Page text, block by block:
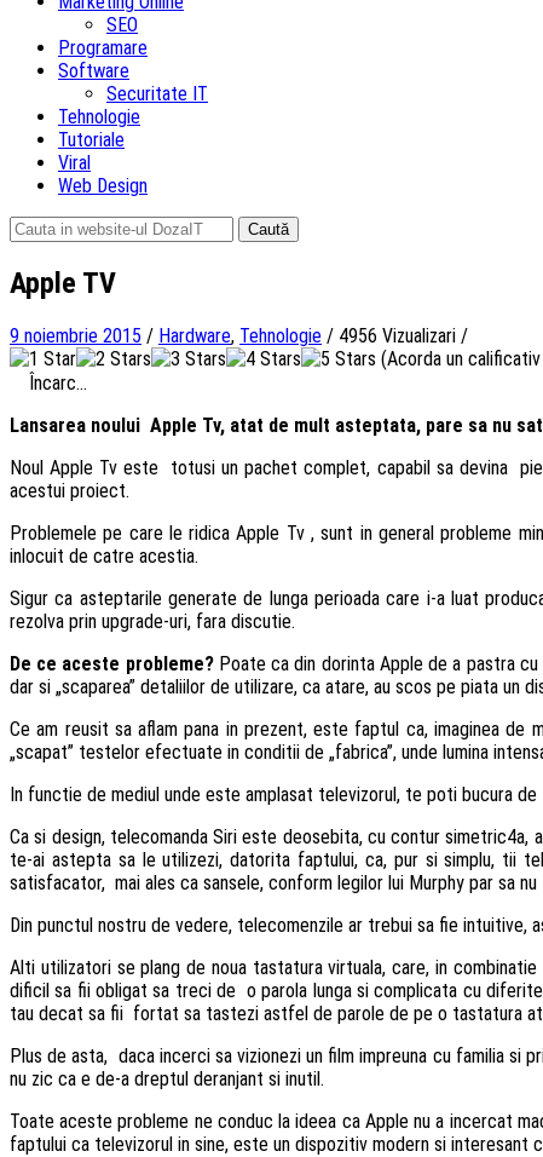
SEO
Programare
Software
Securitate IT
Tehnologie
Tutoriale
Viral
Web Design
Caută
după:
Apple TV
9 noiembrie 2015 / Hardware, Tehnologie / 4956 Vizualizari /
(Acorda un
Încarc...
Lansarea noului Apple Tv, atat de mult asteptata, pare sa nu
Noul Apple Tv este totusi un pachet complet, capabil sa devina
acestui proiect.
Problemele pe care le ridica Apple Tv , sunt in general probleme
inlocuit de catre acestia.
Sigur ca asteptarile generate de lunga perioada care i-a luat
rezolva prin upgrade-uri, fara discutie.
De ce aceste probleme?Poate ca din dorinta Apple de a pastra
dar si „scaparea” detaliilor de utilizare, ca atare, au scos pe piata un
Ce am reusit sa aflam pana in prezent, este faptul ca, imaginea
„scapat” testelor efectuate in conditii de „fabrica”, unde lumina
In functie de mediul unde este amplasat televizorul, te poti bucura
Ca si design, telecomanda Siri este deosebita, cu contur
te-ai astepta sa le utilizezi, datorita faptului, ca, pur si simplu, tii
satisfacator, mai ales ca sansele, conform legilor lui Murphy par sa
Din punctul nostru de vedere, telecomenzile ar trebui sa fie intuitive,
Alti utilizatori se plang de noua tastatura virtuala, care, in
dificil sa fii obligat sa treci de o parola lunga si complicata cu
tau decat sa fii fortat sa tastezi astfel de parole de pe o tastatura
Plus de asta, daca incerci sa vizionezi un film impreuna cu familia si
nu zic ca e de-a dreptul deranjant si inutil.
Toate aceste probleme ne conduc la ideea ca Apple nu a incercat
faptului ca televizorul in sine, este un dispozitiv modern si interesant